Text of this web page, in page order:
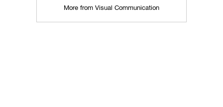
More from Visual Communication